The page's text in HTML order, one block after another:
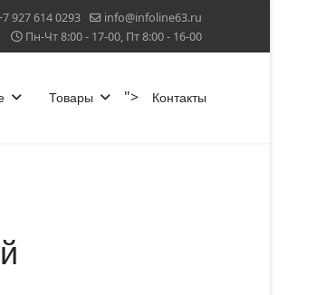
927 614 0293
info@infoline63.ru
Пн-Чт 8:00 - 17-00, Пт 8:00 - 16-00
Товары "> Контакты